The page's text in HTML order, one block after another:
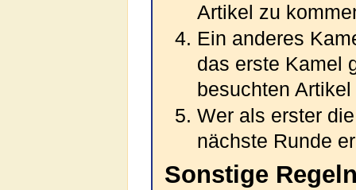
Artikel zu
Ein anderes
das erste Kamel
besuchten
Wer als erster
nächste Runde
Sonstige